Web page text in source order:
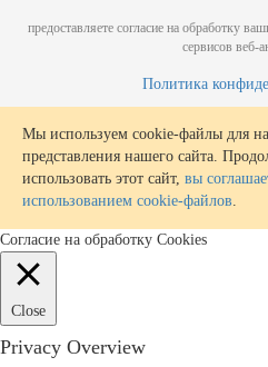
предоставляете согласие на обработку
сервисов веб-
Политика
Мы используем cookie-файлы для
представления нашего сайта.
использовать этот сайт, вы
использованием cookie-файлов.
Согласие на обработку Cookies
Close
Privacy Overview